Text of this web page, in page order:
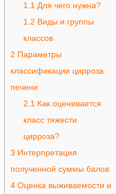
1.1Для чего нужна?
1.2 Виды и группы
классов
2 Параметры
классификации цирроза
печени
2.1Как оценивается
класс тяжести
цирроза?
3 Интерпретация
полученной суммы балов
4 Оценка выживаемости и